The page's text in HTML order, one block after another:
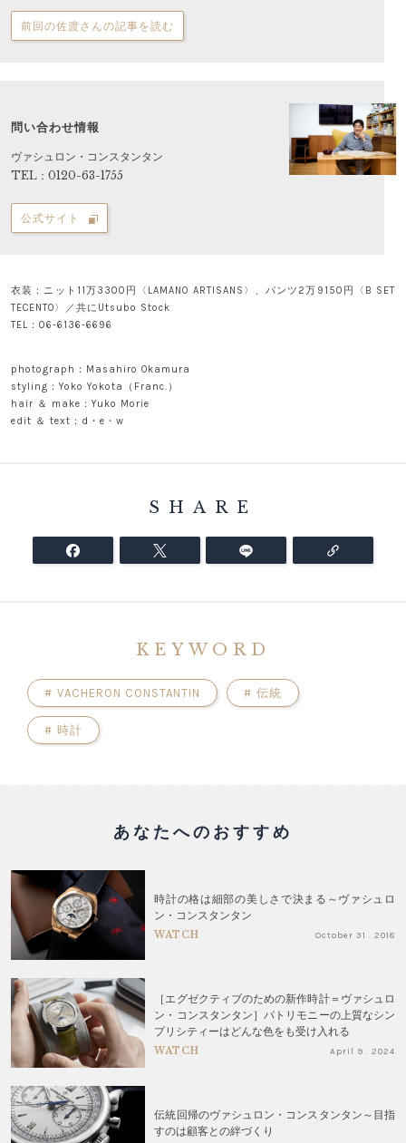
前回の佐渡さんの記事を読む
問い合わせ情報
ヴァシュロン・コンスタンタン
TEL：0120-63-1755
公式サイト
衣装：ニット11万3300円〈LAMANO ARTISANS〉、パンツ2万9150円〈B SET
TECENTO〉／共にUtsubo Stock
TEL：06‐6136‐6696
photograph：Masahiro Okamura
styling：Yoko Yokota（Franc.）
hair ＆ make：Yuko Morie
edit ＆ text：d・e・w
SHARE
KEYWORD
# VACHERON CONSTANTIN # 伝統
# 時計
あなたへのおすすめ
時計の格は細部の美しさで決まる～ヴァシュロ
ン・コンスタンタン
WATCH October 31 . 2018
［エグゼクティブのための新作時計＝ヴァシュロ
ン・コンスタンタン］パトリモニーの上質なシン
プリシティーはどんな色をも受け入れる
WATCH April 9 . 2024
伝統回帰のヴァシュロン・コンスタンタン～目指
すのは顧客との絆づくり